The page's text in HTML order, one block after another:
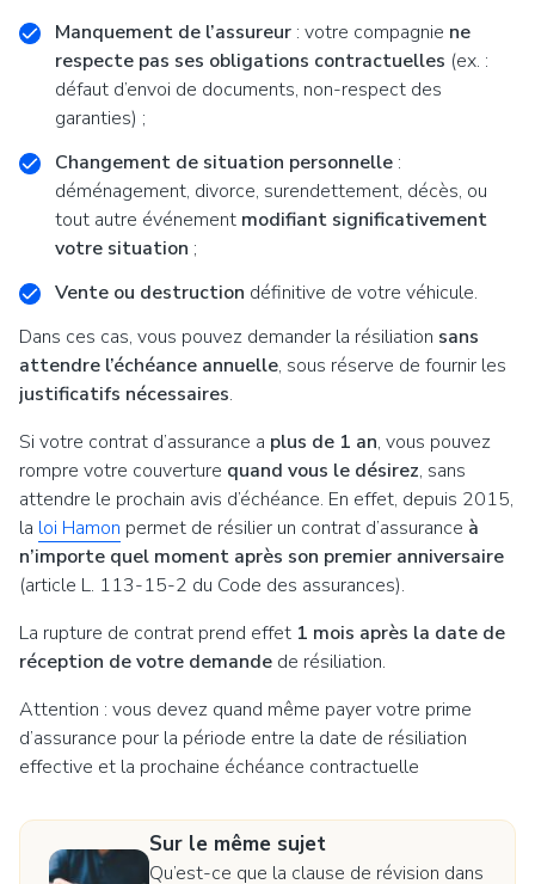
Manquement de l’assureur : votre compagnie ne
respecte pas ses obligations contractuelles (ex. :
défaut d’envoi de documents, non-respect des
garanties) ;
Changement de situation personnelle :
déménagement, divorce, surendettement, décès, ou
tout autre événement modifiant significativement
votre situation ;
Vente ou destruction définitive de votre véhicule.
Dans ces cas, vous pouvez demander la résiliation sans
attendre l’échéance annuelle, sous réserve de fournir les
justificatifs nécessaires.
Si votre contrat d’assurance a plus de 1 an, vous pouvez
rompre votre couverture quand vous le désirez, sans
attendre le prochain avis d’échéance. En effet, depuis 2015,
la loi Hamon permet de résilier un contrat d’assurance à
n’importe quel moment après son premier anniversaire
(article L. 113-15-2 du Code des assurances).
La rupture de contrat prend effet 1 mois après la date de
réception de votre demande de résiliation.
Attention : vous devez quand même payer votre prime
d’assurance pour la période entre la date de résiliation
effective et la prochaine échéance contractuelle
Sur le même sujet
Qu’est-ce que la clause de révision dans